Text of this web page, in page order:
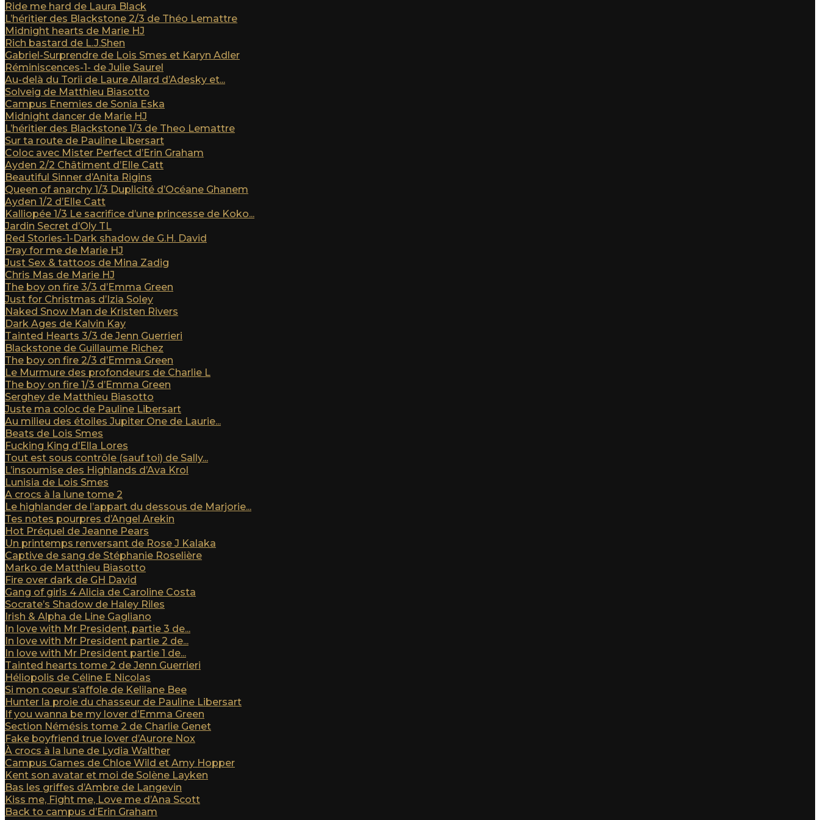
Ride me hard de Laura Black
L’héritier des Blackstone 2/3 de Théo Lemattre
Midnight hearts de Marie HJ
Rich bastard de L.J.Shen
Gabriel-Surprendre de Lois Smes et Karyn Adler
Réminiscences-1- de Julie Saurel
Au-delà du Torii de Laure Allard d’Adesky et...
Solveig de Matthieu Biasotto
Campus Enemies de Sonia Eska
Midnight dancer de Marie HJ
L’héritier des Blackstone 1/3 de Theo Lemattre
Sur ta route de Pauline Libersart
Coloc avec Mister Perfect d’Erin Graham
Ayden 2/2 Châtiment d’Elle Catt
Beautiful Sinner d’Anita Rigins
Queen of anarchy 1/3 Duplicité d’Océane Ghanem
Ayden 1/2 d’Elle Catt
Kalliopée 1/3 Le sacrifice d’une princesse de Koko...
Jardin Secret d’Oly TL
Red Stories-1-Dark shadow de G.H. David
Pray for me de Marie HJ
Just Sex & tattoos de Mina Zadig
Chris Mas de Marie HJ
The boy on fire 3/3 d’Emma Green
Just for Christmas d’Izia Soley
Naked Snow Man de Kristen Rivers
Dark Ages de Kalvin Kay
Tainted Hearts 3/3 de Jenn Guerrieri
Blackstone de Guillaume Richez
The boy on fire 2/3 d’Emma Green
Le Murmure des profondeurs de Charlie L
The boy on fire 1/3 d’Emma Green
Serghey de Matthieu Biasotto
Juste ma coloc de Pauline Libersart
Au milieu des étoiles Jupiter One de Laurie...
Beats de Lois Smes
Fucking King d’Ella Lores
Tout est sous contrôle (sauf toi) de Sally...
L’insoumise des Highlands d’Ava Krol
Lunisia de Lois Smes
A crocs à la lune tome 2
Le highlander de l’appart du dessous de Marjorie...
Tes notes pourpres d’Angel Arekin
Hot Préquel de Jeanne Pears
Un printemps renversant de Rose J Kalaka
Captive de sang de Stéphanie Roselière
Marko de Matthieu Biasotto
Fire over dark de GH David
Gang of girls 4 Alicia de Caroline Costa
Socrate’s Shadow de Haley Riles
Irish & Alpha de Line Gagliano
In love with Mr President, partie 3 de...
In love with Mr President partie 2 de...
In love with Mr President partie 1 de...
Tainted hearts tome 2 de Jenn Guerrieri
Héliopolis de Céline E Nicolas
Si mon coeur s’affole de Kelilane Bee
Hunter la proie du chasseur de Pauline Libersart
If you wanna be my lover d’Emma Green
Section Némésis tome 2 de Charlie Genet
Fake boyfriend true lover d’Aurore Nox
À crocs à la lune de Lydia Walther
Campus Games de Chloe Wild et Amy Hopper
Kent son avatar et moi de Solène Layken
Bas les griffes d’Ambre de Langevin
Kiss me, Fight me, Love me d’Ana Scott
Back to campus d’Erin Graham